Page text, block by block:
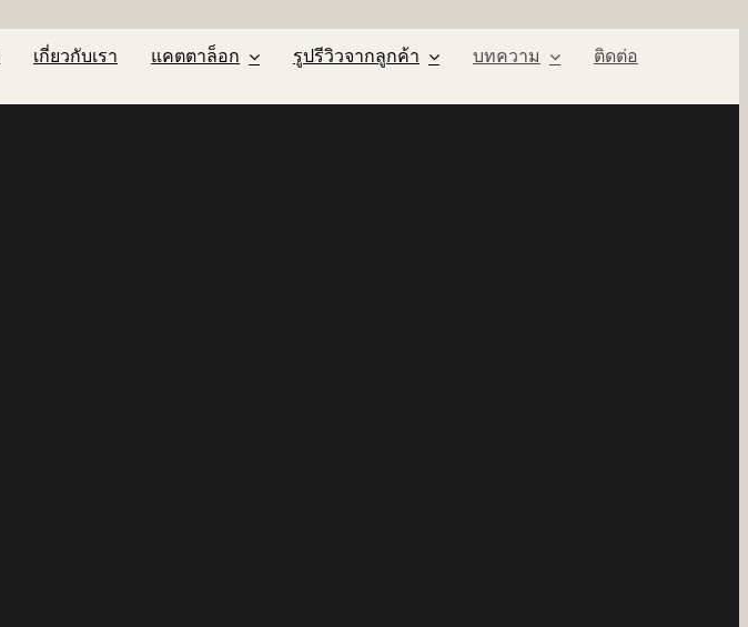
เกี่ยวกับเรา แคตตาล็อก รูปรีวิวจากลูกค้า บทความ ติดต่อ